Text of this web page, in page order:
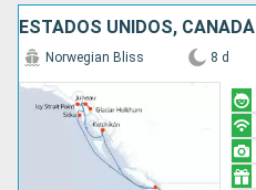
ESTADOS UNIDOS, CANADÁ
Norwegian Bliss 8 d